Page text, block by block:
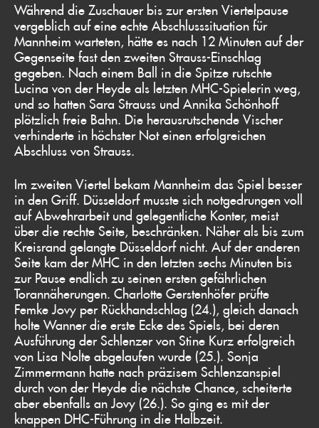
Während die Zuschauer bis zur ersten Viertelpause
vergeblich auf eine echte Abschlusssituation für
Mannheim warteten, hätte es nach 12 Minuten auf der
Gegenseite fast den zweiten Strauss-Einschlag
gegeben. Nach einem Ball in die Spitze rutschte
Lucina von der Heyde als letzten MHC-Spielerin weg,
und so hatten Sara Strauss und Annika Schönhoff
plötzlich freie Bahn. Die herausrutschende Vischer
verhinderte in höchster Not einen erfolgreichen
Abschluss von Strauss.
Im zweiten Viertel bekam Mannheim das Spiel besser
in den Griff. Düsseldorf musste sich notgedrungen voll
auf Abwehrarbeit und gelegentliche Konter, meist
über die rechte Seite, beschränken. Näher als bis zum
Kreisrand gelangte Düsseldorf nicht. Auf der anderen
Seite kam der MHC in den letzten sechs Minuten bis
zur Pause endlich zu seinen ersten gefährlichen
Torannäherungen. Charlotte Gerstenhöfer prüfte
Femke Jovy per Rückhandschlag (24.), gleich danach
holte Wanner die erste Ecke des Spiels, bei deren
Ausführung der Schlenzer von Stine Kurz erfolgreich
von Lisa Nolte abgelaufen wurde (25.). Sonja
Zimmermann hatte nach präzisem Schlenzanspiel
durch von der Heyde die nächste Chance, scheiterte
aber ebenfalls an Jovy (26.). So ging es mit der
knappen DHC-Führung in die Halbzeit.